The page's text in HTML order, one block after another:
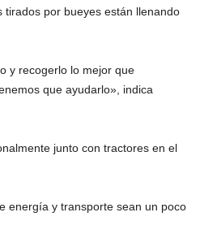
por bueyes están llenando
y recogerlo lo mejor que
que ayudarlo», indica
junto con tractores en el
energía y transporte sean un poco